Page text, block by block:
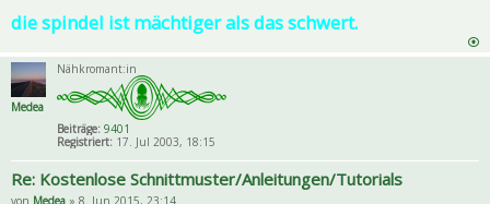
die spindel ist mächtiger als das schwert.
Medea
Nähkromant:in
Beiträge: 9401
Registriert: 17. Jul 2003, 18:15
Re: Kostenlose Schnittmuster/Anleitungen/Tutorials
von Medea » 8. Jun 2015, 23:14